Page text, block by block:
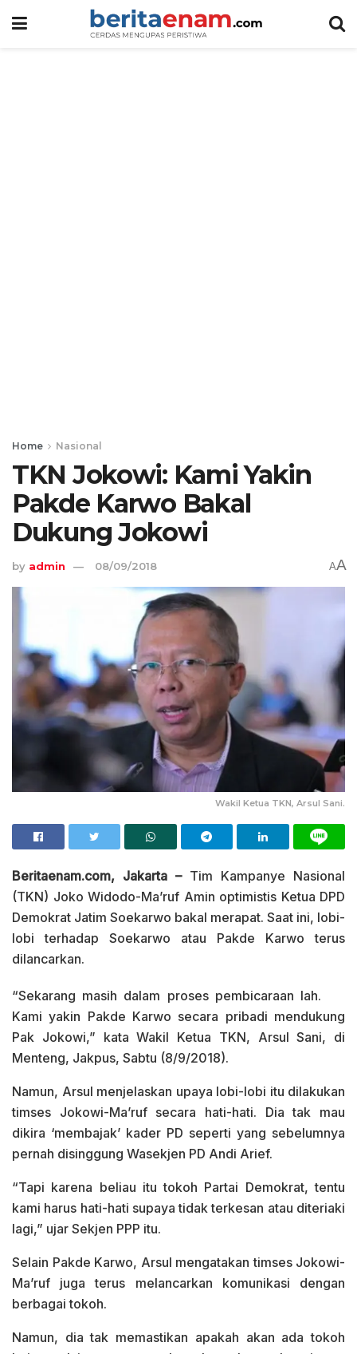
Home Nasional
TKN Jokowi: Kami Yakin
Pakde Karwo Bakal
Dukung Jokowi
by admin 08/09/2018 AA
Wakil Ketua TKN, Arsul Sani.
Beritaenam.com, Jakarta –Tim Kampanye Nasional
(TKN) Joko Widodo-Ma’ruf Amin optimistis Ketua DPD
Demokrat Jatim Soekarwo bakal merapat. Saat ini, lobi-
lobi terhadap Soekarwo atau Pakde Karwo terus
dilancarkan.
“Sekarang masih dalam proses pembicaraan lah.
Kami yakin Pakde Karwo secara pribadi mendukung
Pak Jokowi,” kata Wakil Ketua TKN, Arsul Sani, di
Menteng, Jakpus, Sabtu (8/9/2018).
Namun, Arsul menjelaskan upaya lobi-lobi itu dilakukan
timses Jokowi-Ma’ruf secara hati-hati. Dia tak mau
dikira ‘membajak’ kader PD seperti yang sebelumnya
pernah disinggung Wasekjen PD Andi Arief.
“Tapi karena beliau itu tokoh Partai Demokrat, tentu
kami harus hati-hati supaya tidak terkesan atau diteriaki
lagi,” ujar Sekjen PPP itu.
Selain Pakde Karwo, Arsul mengatakan timses Jokowi-
Ma’ruf juga terus melancarkan komunikasi dengan
berbagai tokoh.
Namun, dia tak memastikan apakah akan ada tokoh